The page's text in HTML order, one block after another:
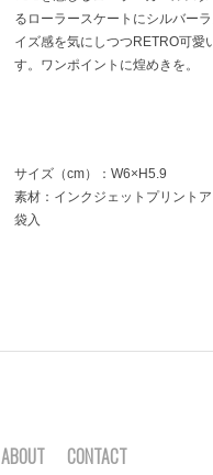
るローラースケートにシルバー
イズ感を気にしつつRETRO可愛
す。ワンポイントに煌めきを。
サイズ（cm）：W6×H5.9
素材：インクジェットプリント
袋入
ABOUT CONTACT